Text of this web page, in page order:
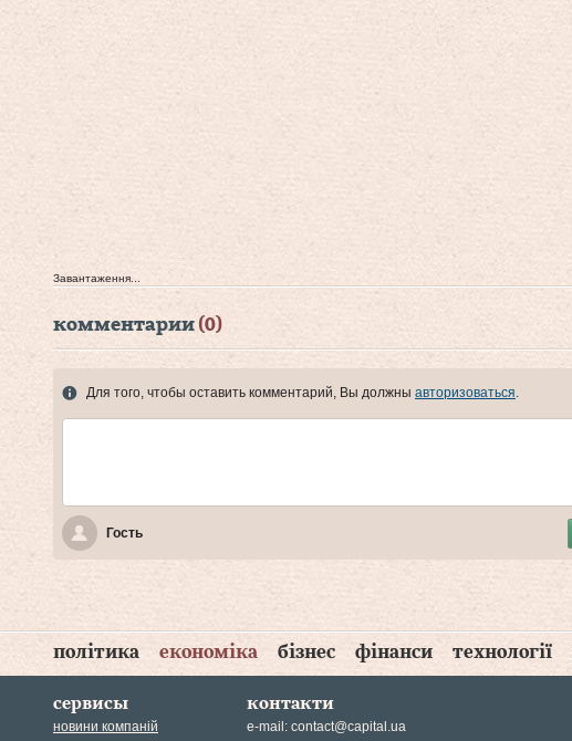
Завантаження...
комментарии (0)
Для того, чтобы оставить комментарий, Вы должны авторизоваться.
Гость
політика економіка бізнес фінанси технології
сервисы
новини компаній
контакти
e-mail: contact@capital.ua